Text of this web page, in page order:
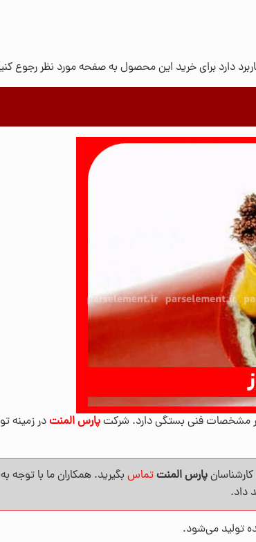
دارد برای خرید این محصول به صفحه مورد نظر رجوع
مشخصات فنی بستگی دارد. شرکتپارس المنتدر زمینه
پارس المنتتماسبگیرید. همکاران ما با توجه
داد.
تولید می‌شود.